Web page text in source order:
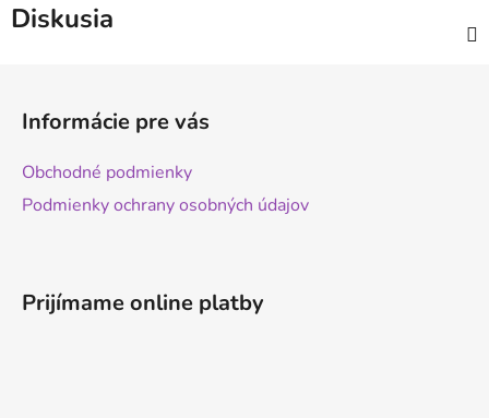
Diskusia
Informácie pre vás
Obchodné podmienky
Podmienky ochrany osobných údajov
Prijímame online platby